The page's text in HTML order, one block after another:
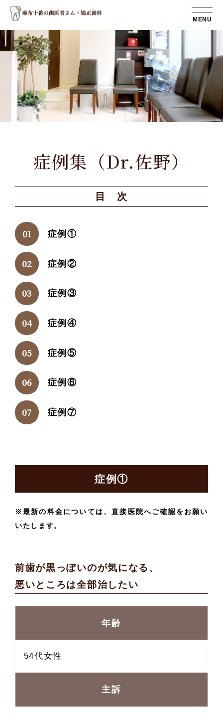
症例集（Dr.佐野）
目 次
症例①
症例②
症例③
症例④
症例⑤
症例⑥
症例⑦
症例①
※最新の料金については、直接医院へご確認をお願い
いたします。
前歯が黒っぽいのが気になる、
悪いところは全部治したい
年齢
54代女性
主訴
MENU